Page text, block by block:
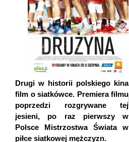
Drugi w historii polskiego kina
film o siatkówce. Premiera filmu
poprzedzi rozgrywane tej
jesieni, po raz pierwszy w
Polsce Mistrzostwa Świata w
piłce siatkowej mężczyzn.